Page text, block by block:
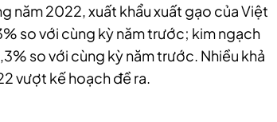
năm 2022, xuất khẩu xuất gạo của Việt
so với cùng kỳ năm trước; kim ngạch
so với cùng kỳ năm trước. Nhiều khả
vượt kế hoạch đề ra.